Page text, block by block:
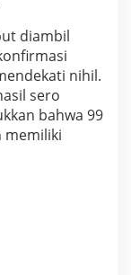
diambil
nihil.
sero
bahwa 99
memiliki